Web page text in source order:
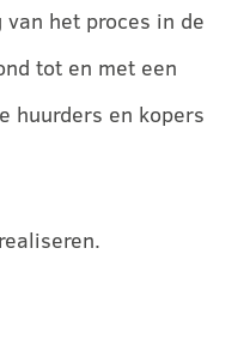
het proces in de
tot en met een
huurders en kopers